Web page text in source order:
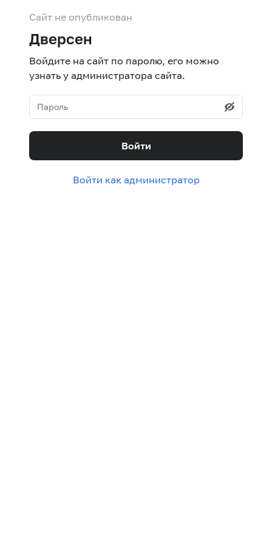
Сайт не опубликован
Дверсен
Войдите на сайт по паролю, его можно
узнать у администратора сайта.
Войти
Войти как администратор